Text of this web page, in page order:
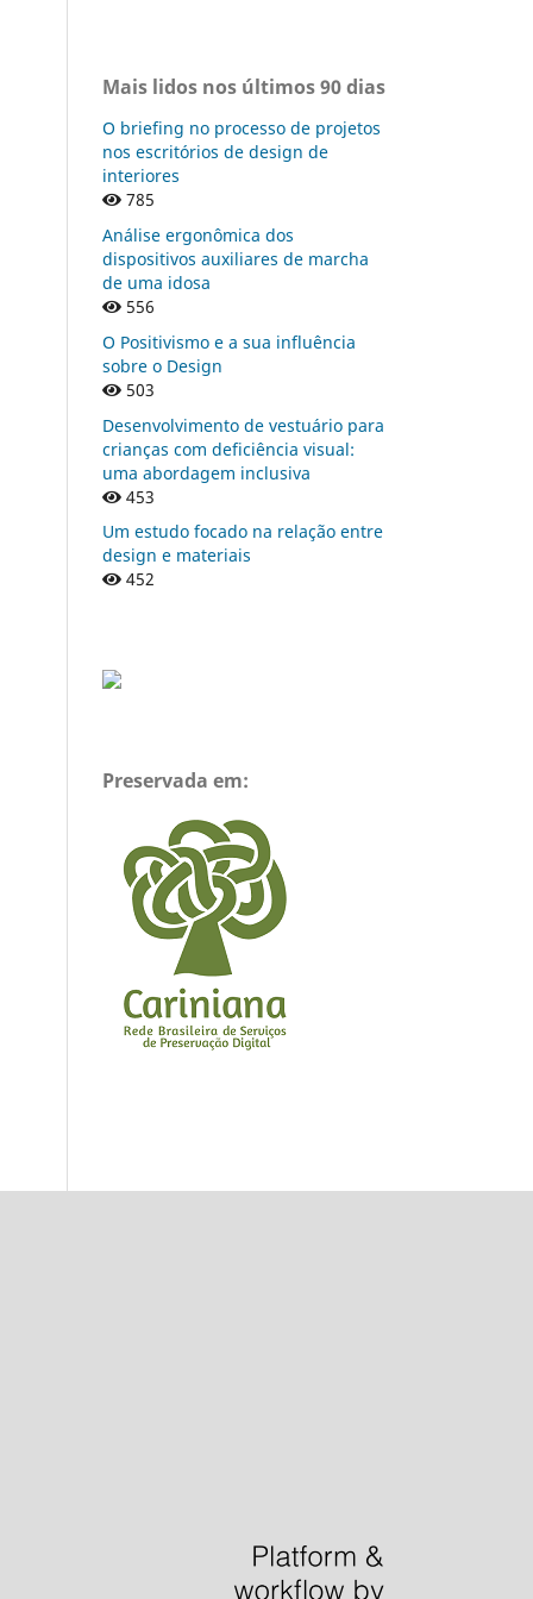
Mais lidos nos últimos 90 dias
O briefing no processo de projetos
nos escritórios de design de
interiores
785
Análise ergonômica dos
dispositivos auxiliares de marcha
de uma idosa
556
O Positivismo e a sua influência
sobre o Design
503
Desenvolvimento de vestuário para
crianças com deficiência visual:
uma abordagem inclusiva
453
Um estudo focado na relação entre
design e materiais
452
Preservada em: